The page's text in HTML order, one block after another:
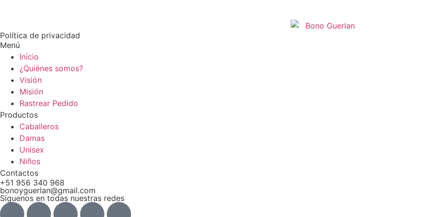
Política de privacidad
Menú
Inicio
¿Quiénes somos?
Visión
Misión
Rastrear Pedido
Productos
Caballeros
Damas
Unisex
Niños
Contactos
+51 956 340 968
bonoyguerlan@gmail.com
Síguenos en todas nuestras redes